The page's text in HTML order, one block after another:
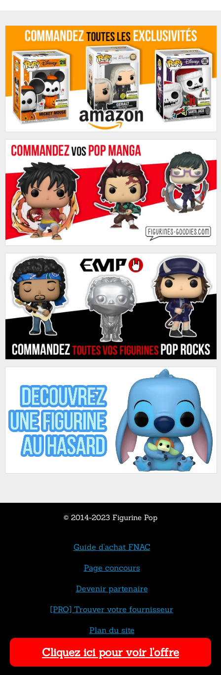
Cliquez ici pour voir l'offre
© 2014-2023 Figurine Pop
Guide d'achat FNAC
Page concours
Devenir partenaire
[PRO] Trouver votre fournisseur
Plan du site
Contact